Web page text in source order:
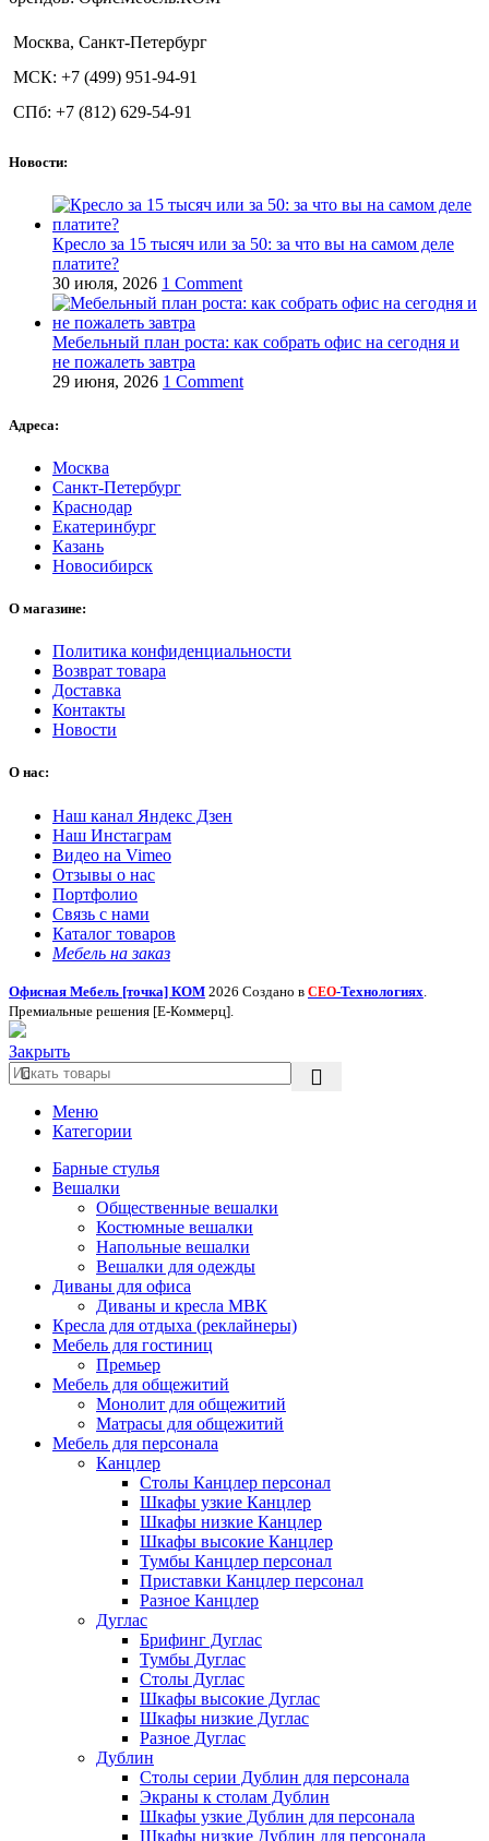
Москва, Санкт-Петербург
МСК: +7 (499) 951-94-91
СПб: +7 (812) 629-54-91
Новости:
Кресло за 15 тысяч или за 50: за что вы на самом деле
платите?
30 июля, 2026 1 Comment
Мебельный план роста: как собрать офис на сегодня и
не пожалеть завтра
29 июня, 2026 1 Comment
Адреса:
Москва
Санкт-Петербург
Краснодар
Екатеринбург
Казань
Новосибирск
О магазине:
Политика конфиденциальности
Возврат товара
Доставка
Контакты
Новости
О нас:
Наш канал Яндекс Дзен
Наш Инстаграм
Видео на Vimeo
Отзывы о нас
Портфолио
Связь с нами
Каталог товаров
Мебель на заказ
Офисная Мебель [точка] КОМ 2026 Создано в СЕО-Технологиях
Премиальные решения [Е-Коммерц].
Закрыть
Меню
Категории
Барные стулья
Вешалки
Общественные вешалки
Костюмные вешалки
Напольные вешалки
Вешалки для одежды
Диваны для офиса
Диваны и кресла МВК
Кресла для отдыха (реклайнеры)
Мебель для гостиниц
Премьер
Мебель для общежитий
Монолит для общежитий
Матрасы для общежитий
Мебель для персонала
Канцлер
Столы Канцлер персонал
Шкафы узкие Канцлер
Шкафы низкие Канцлер
Шкафы высокие Канцлер
Тумбы Канцлер персонал
Приставки Канцлер персонал
Разное Канцлер
Дуглас
Брифинг Дуглас
Тумбы Дуглас
Столы Дуглас
Шкафы высокие Дуглас
Шкафы низкие Дуглас
Разное Дуглас
Дублин
Столы серии Дублин для персонала
Экраны к столам Дублин
Шкафы узкие Дублин для персонала
Шкафы низкие Дублин для персонала